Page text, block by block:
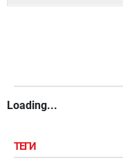
Loading...
ТЕГИ